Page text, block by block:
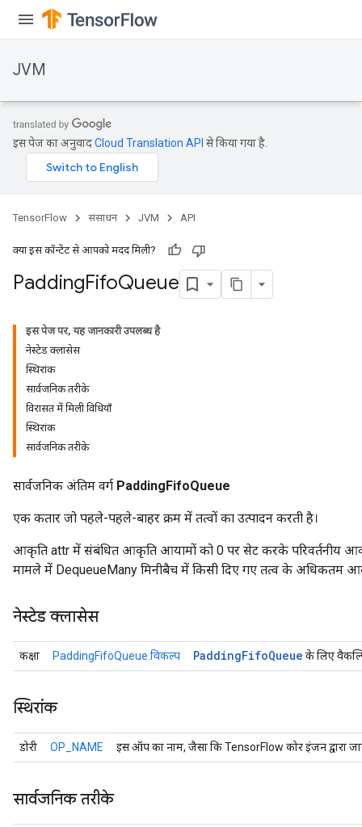
JVM
इस पेज का अनुवादCloud Translation API से किया गया है.
TensorFlow संसाधन JVM API
क्या इस कॉन्टेंट से आपको मदद मिली?
PaddingFifoQueue
इस पेज पर, यह जानकारी उपलब्ध है
नेस्टेड क्लासेस
स्थिरांक
सार्वजनिक तरीके
विरासत में मिली विधियाँ
स्थिरांक
सार्वजनिक तरीके
सार्वजनिक अंतिम वर्ग PaddingFifoQueue
एक कतार जो पहले-पहले-बाहर क्रम में तत्वों का उत्पादन करती है।
आकृति attr में संबंधित आकृति आयामों को 0 पर सेट करके परिवर्तनीय
मामले में DequeueMany मिनीबैच में किसी दिए गए तत्व के अधिकतम
नेस्टेड क्लासेस
कक्षा PaddingFifoQueue.विकल्प PaddingFifoQueue के लिए
स्थिरांक
डोरी OP_NAME इस ऑप का नाम, जैसा कि TensorFlow कोर इंजन द्वारा
सार्वजनिक तरीके